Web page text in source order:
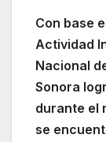
Con base
Actividad
Nacional
Sonora
durante el
se